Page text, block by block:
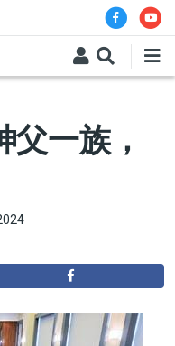
父一族，